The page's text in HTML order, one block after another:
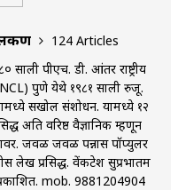
124 Articles
साली पीएच. डी. आंतर राष्ट्रीय
पुणे येथे १९८१ साली रुजू.
सखोल संशोधन. यामध्ये १२
अति वरिष्ठ वैज्ञानिक म्हणून
जवळ जवळ पन्नास पॉप्युलर
लेख प्रसिद्ध. वेंकटेश सुप्रभातम
mob. 9881204904